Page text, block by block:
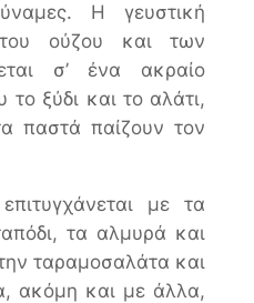
Η γευστική
του ούζου και των
σ’ ένα ακραίο
ξύδι και το αλάτι,
παστά παίζουν τον
με τα
τα αλμυρά και
ταραμοσαλάτα και
ακόμη και με άλλα,